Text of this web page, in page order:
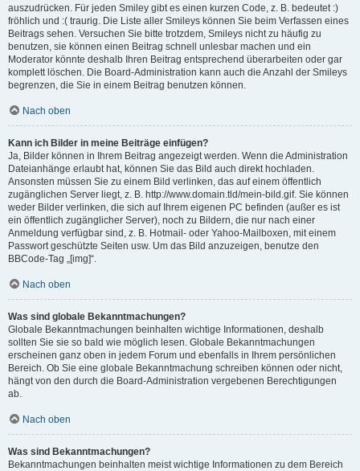
auszudrücken. Für jeden Smiley gibt es einen kurzen Code, z. B. bedeutet :)
fröhlich und :( traurig. Die Liste aller Smileys können Sie beim Verfassen eines
Beitrags sehen. Versuchen Sie bitte trotzdem, Smileys nicht zu häufig zu
benutzen, sie können einen Beitrag schnell unlesbar machen und ein
Moderator könnte deshalb Ihren Beitrag entsprechend überarbeiten oder gar
komplett löschen. Die Board-Administration kann auch die Anzahl der Smileys
begrenzen, die Sie in einem Beitrag benutzen können.
Nach oben
Kann ich Bilder in meine Beiträge einfügen?
Ja, Bilder können in Ihrem Beitrag angezeigt werden. Wenn die Administration
Dateianhänge erlaubt hat, können Sie das Bild auch direkt hochladen.
Ansonsten müssen Sie zu einem Bild verlinken, das auf einem öffentlich
zugänglichen Server liegt, z. B. http://www.domain.tld/mein-bild.gif. Sie können
weder Bilder verlinken, die sich auf Ihrem eigenen PC befinden (außer es ist
ein öffentlich zugänglicher Server), noch zu Bildern, die nur nach einer
Anmeldung verfügbar sind, z. B. Hotmail- oder Yahoo-Mailboxen, mit einem
Passwort geschützte Seiten usw. Um das Bild anzuzeigen, benutze den
BBCode-Tag „[img]“.
Nach oben
Was sind globale Bekanntmachungen?
Globale Bekanntmachungen beinhalten wichtige Informationen, deshalb
sollten Sie sie so bald wie möglich lesen. Globale Bekanntmachungen
erscheinen ganz oben in jedem Forum und ebenfalls in Ihrem persönlichen
Bereich. Ob Sie eine globale Bekanntmachung schreiben können oder nicht,
hängt von den durch die Board-Administration vergebenen Berechtigungen
ab.
Nach oben
Was sind Bekanntmachungen?
Bekanntmachungen beinhalten meist wichtige Informationen zu dem Bereich